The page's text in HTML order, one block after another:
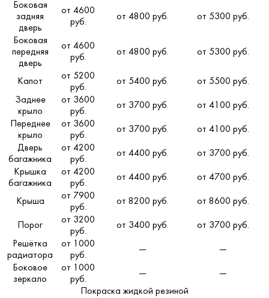
Боковая
задняя
дверь
от 4600
руб.
от 4800 руб. от 5300 руб.
Боковая
передняя
дверь
от 4600
руб.
от 4800 руб. от 5300 руб.
Капот
от 5200
руб.
от 5400 руб.
от 5500 руб.
Заднее
крыло
от 3600
руб.
от 3700 руб.
от 4100 руб.
Переднее
крыло
от 3600
руб.
от 3700 руб.
от 4100 руб.
Дверь
багажника
от 4200
руб.
от 4400 руб.
от 3700 руб.
Крышка
багажника
от 4200
руб.
от 4400 руб. от 4700 руб.
Крыша
от 7900
руб.
от 8200 руб. от 8600 руб.
Порог
от 3200
руб.
от 3400 руб.
от 3700 руб.
Решётка
радиатора
от 1000
руб.
—
—
Боковое
зеркало
от 1000
руб.
—
—
Покраска жидкой резиной